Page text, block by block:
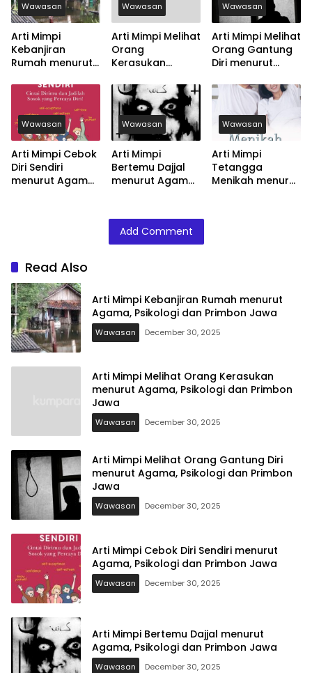
Wawasan
Arti Mimpi
Kebanjiran
Rumah menurut
dan Primbon
Jawa
Wawasan
Arti Mimpi Melihat
Orang
Kerasukan
Psikologi dan
Primbon Jawa
Wawasan
Arti Mimpi Melihat
Orang Gantung
Diri menurut
dan Primbon
Jawa
Wawasan
Arti Mimpi Cebok
Diri Sendiri
menurut Agama,
Wawasan
Arti Mimpi
Bertemu Dajjal
menurut Agama,
Wawasan
Arti Mimpi
Tetangga
Menikah menurut
Add Comment
Read Also
Arti Mimpi Kebanjiran Rumah menurut
Agama, Psikologi dan Primbon Jawa
Wawasan December 30, 2025
Arti Mimpi Melihat Orang Kerasukan
menurut Agama, Psikologi dan Primbon
Jawa
Wawasan December 30, 2025
Arti Mimpi Melihat Orang Gantung Diri
menurut Agama, Psikologi dan Primbon
Jawa
Wawasan December 30, 2025
Arti Mimpi Cebok Diri Sendiri menurut
Agama, Psikologi dan Primbon Jawa
Wawasan December 30, 2025
Arti Mimpi Bertemu Dajjal menurut
Agama, Psikologi dan Primbon Jawa
Wawasan December 30, 2025